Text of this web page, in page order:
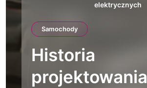
elektrycznych
Samochody
Historia
projektowania